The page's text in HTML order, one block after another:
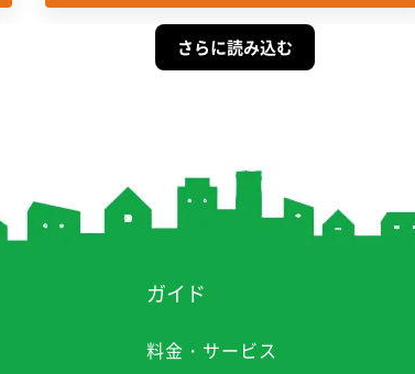
さらに読み込む
ガイド
料金・サービス